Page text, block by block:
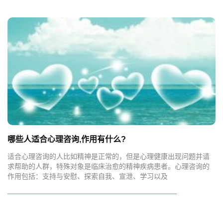
哪些人适合心理咨询,作用有什么?
适合心理咨询的人比如精神是正常的，但是心理健康出现问题并请
求帮助的人群，特殊对象是临床治愈的精神疾病患者。心理咨询的
作用包括：支持与安慰、探索自我、宣泄、学习以及